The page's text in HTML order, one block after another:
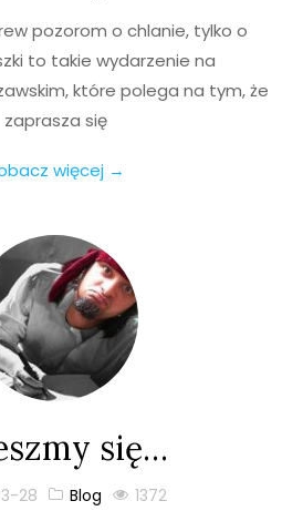
pozorom o chlanie, tylko o
to takie wydarzenie na
które polega na tym, że
zaprasza się
więcej →
się…
28 Blog 1372